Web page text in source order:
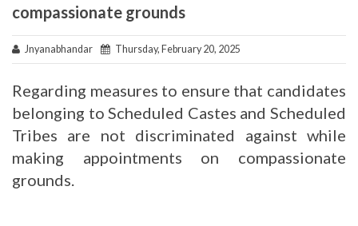
compassionate grounds
Jnyanabhandar Thursday, February 20, 2025
Regarding measures to ensure that candidates
belonging to Scheduled Castes and Scheduled
Tribes are not discriminated against while
making appointments on compassionate
grounds.